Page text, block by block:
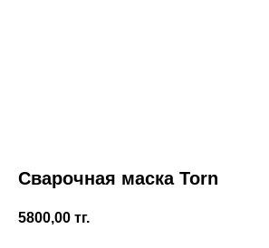
Сварочная маска Torn
5800,00 тг.